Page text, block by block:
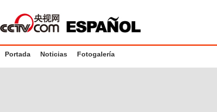
Portada Noticias Fotogalería